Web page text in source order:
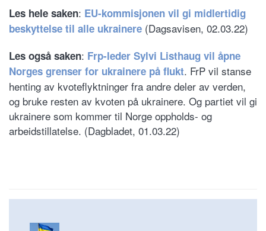
Les hele saken: EU-kommisjonen vil gi midlertidig
beskyttelse til alle ukrainere (Dagsavisen, 02.03.22)
Les også saken: Frp-leder Sylvi Listhaug vil åpne
Norges grenser for ukrainere på flukt. FrP vil stanse
henting av kvoteflyktninger fra andre deler av verden,
og bruke resten av kvoten på ukrainere. Og partiet vil gi
ukrainere som kommer til Norge oppholds- og
arbeidstillatelse. (Dagbladet, 01.03.22)